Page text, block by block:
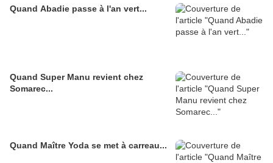
Quand Abadie passe à l'an vert...
Quand Super Manu revient chez
Somarec...
Quand Maître Yoda se met à carreau...